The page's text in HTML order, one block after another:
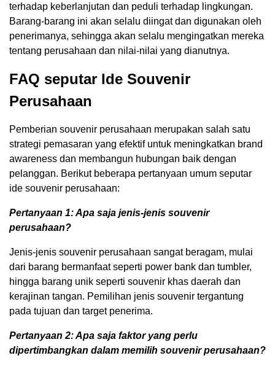
terhadap keberlanjutan dan peduli terhadap lingkungan.
Barang-barang ini akan selalu diingat dan digunakan oleh
penerimanya, sehingga akan selalu mengingatkan mereka
tentang perusahaan dan nilai-nilai yang dianutnya.
FAQ seputar Ide Souvenir
Perusahaan
Pemberian souvenir perusahaan merupakan salah satu
strategi pemasaran yang efektif untuk meningkatkan brand
awareness dan membangun hubungan baik dengan
pelanggan. Berikut beberapa pertanyaan umum seputar
ide souvenir perusahaan:
Pertanyaan 1: Apa saja jenis-jenis souvenir
perusahaan?
Jenis-jenis souvenir perusahaan sangat beragam, mulai
dari barang bermanfaat seperti power bank dan tumbler,
hingga barang unik seperti souvenir khas daerah dan
kerajinan tangan. Pemilihan jenis souvenir tergantung
pada tujuan dan target penerima.
Pertanyaan 2: Apa saja faktor yang perlu
dipertimbangkan dalam memilih souvenir perusahaan?